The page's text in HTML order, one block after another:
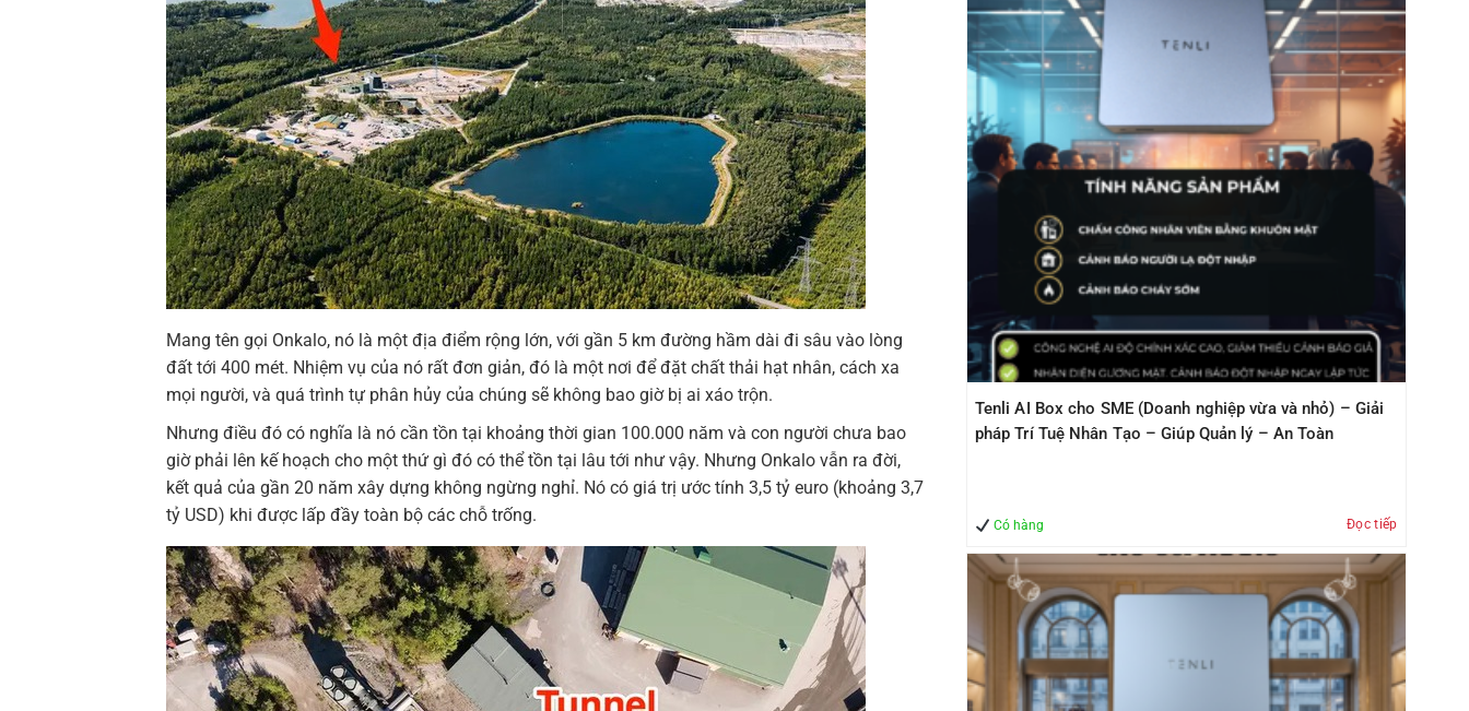
Mang tên gọi Onkalo, nó là một địa điểm rộng lớn, với gần 5 km đường hầm dài đi sâu vào lòng
đất tới 400 mét. Nhiệm vụ của nó rất đơn giản, đó là một nơi để đặt chất thải hạt nhân, cách xa
mọi người, và quá trình tự phân hủy của chúng sẽ không bao giờ bị ai xáo trộn.
Nhưng điều đó có nghĩa là nó cần tồn tại khoảng thời gian 100.000 năm và con người chưa bao
giờ phải lên kế hoạch cho một thứ gì đó có thể tồn tại lâu tới như vậy. Nhưng Onkalo vẫn ra đời,
kết quả của gần 20 năm xây dựng không ngừng nghỉ. Nó có giá trị ước tính 3,5 tỷ euro (khoảng 3,7
tỷ USD) khi được lấp đầy toàn bộ các chỗ trống.
Tenli AI Box cho SME (Doanh nghiệp vừa và nhỏ) – Giải
pháp Trí Tuệ Nhân Tạo – Giúp Quản lý – An Toàn
Có hàng Đọc tiếp